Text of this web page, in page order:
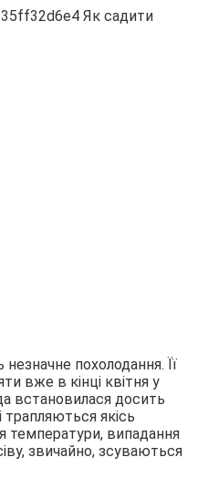
похолодання. Її
вже в кінці квітня у
встановилася досить
якісь
температури, випадання
звичайно, зсуваються